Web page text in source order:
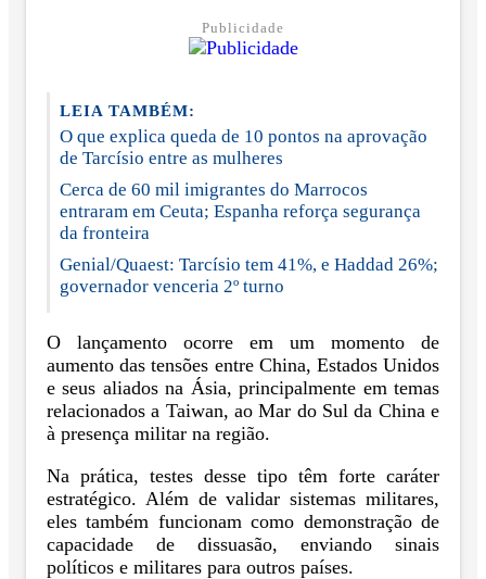
Publicidade
LEIA TAMBÉM:
O que explica queda de 10 pontos na aprovação
de Tarcísio entre as mulheres
Cerca de 60 mil imigrantes do Marrocos
entraram em Ceuta; Espanha reforça segurança
da fronteira
Genial/Quaest: Tarcísio tem 41%, e Haddad 26%;
governador venceria 2º turno
O lançamento ocorre em um momento de
aumento das tensões entre China, Estados Unidos
e seus aliados na Ásia, principalmente em temas
relacionados a Taiwan, ao Mar do Sul da China e
à presença militar na região.
Na prática, testes desse tipo têm forte caráter
estratégico. Além de validar sistemas militares,
eles também funcionam como demonstração de
capacidade de dissuasão, enviando sinais
políticos e militares para outros países.